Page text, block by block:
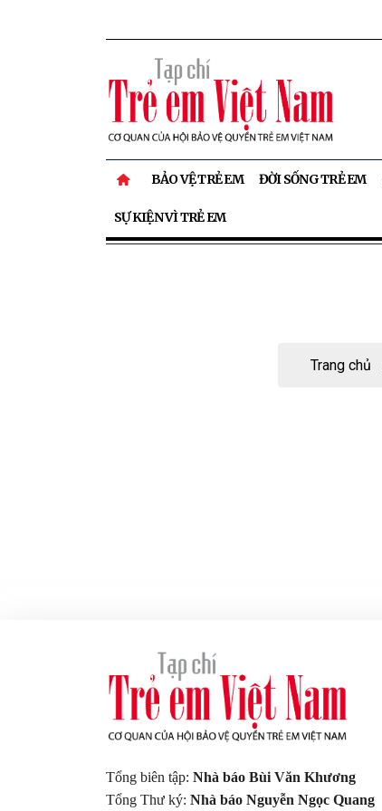
BẢO VỆ TRẺ EM ĐỜI SỐNG TRẺ EM
SỰ KIỆN VÌ TRẺ EM
Trang chủ
Tổng biên tập: Nhà báo Bùi Văn Khương
Tổng Thư ký: Nhà báo Nguyễn Ngọc Quang